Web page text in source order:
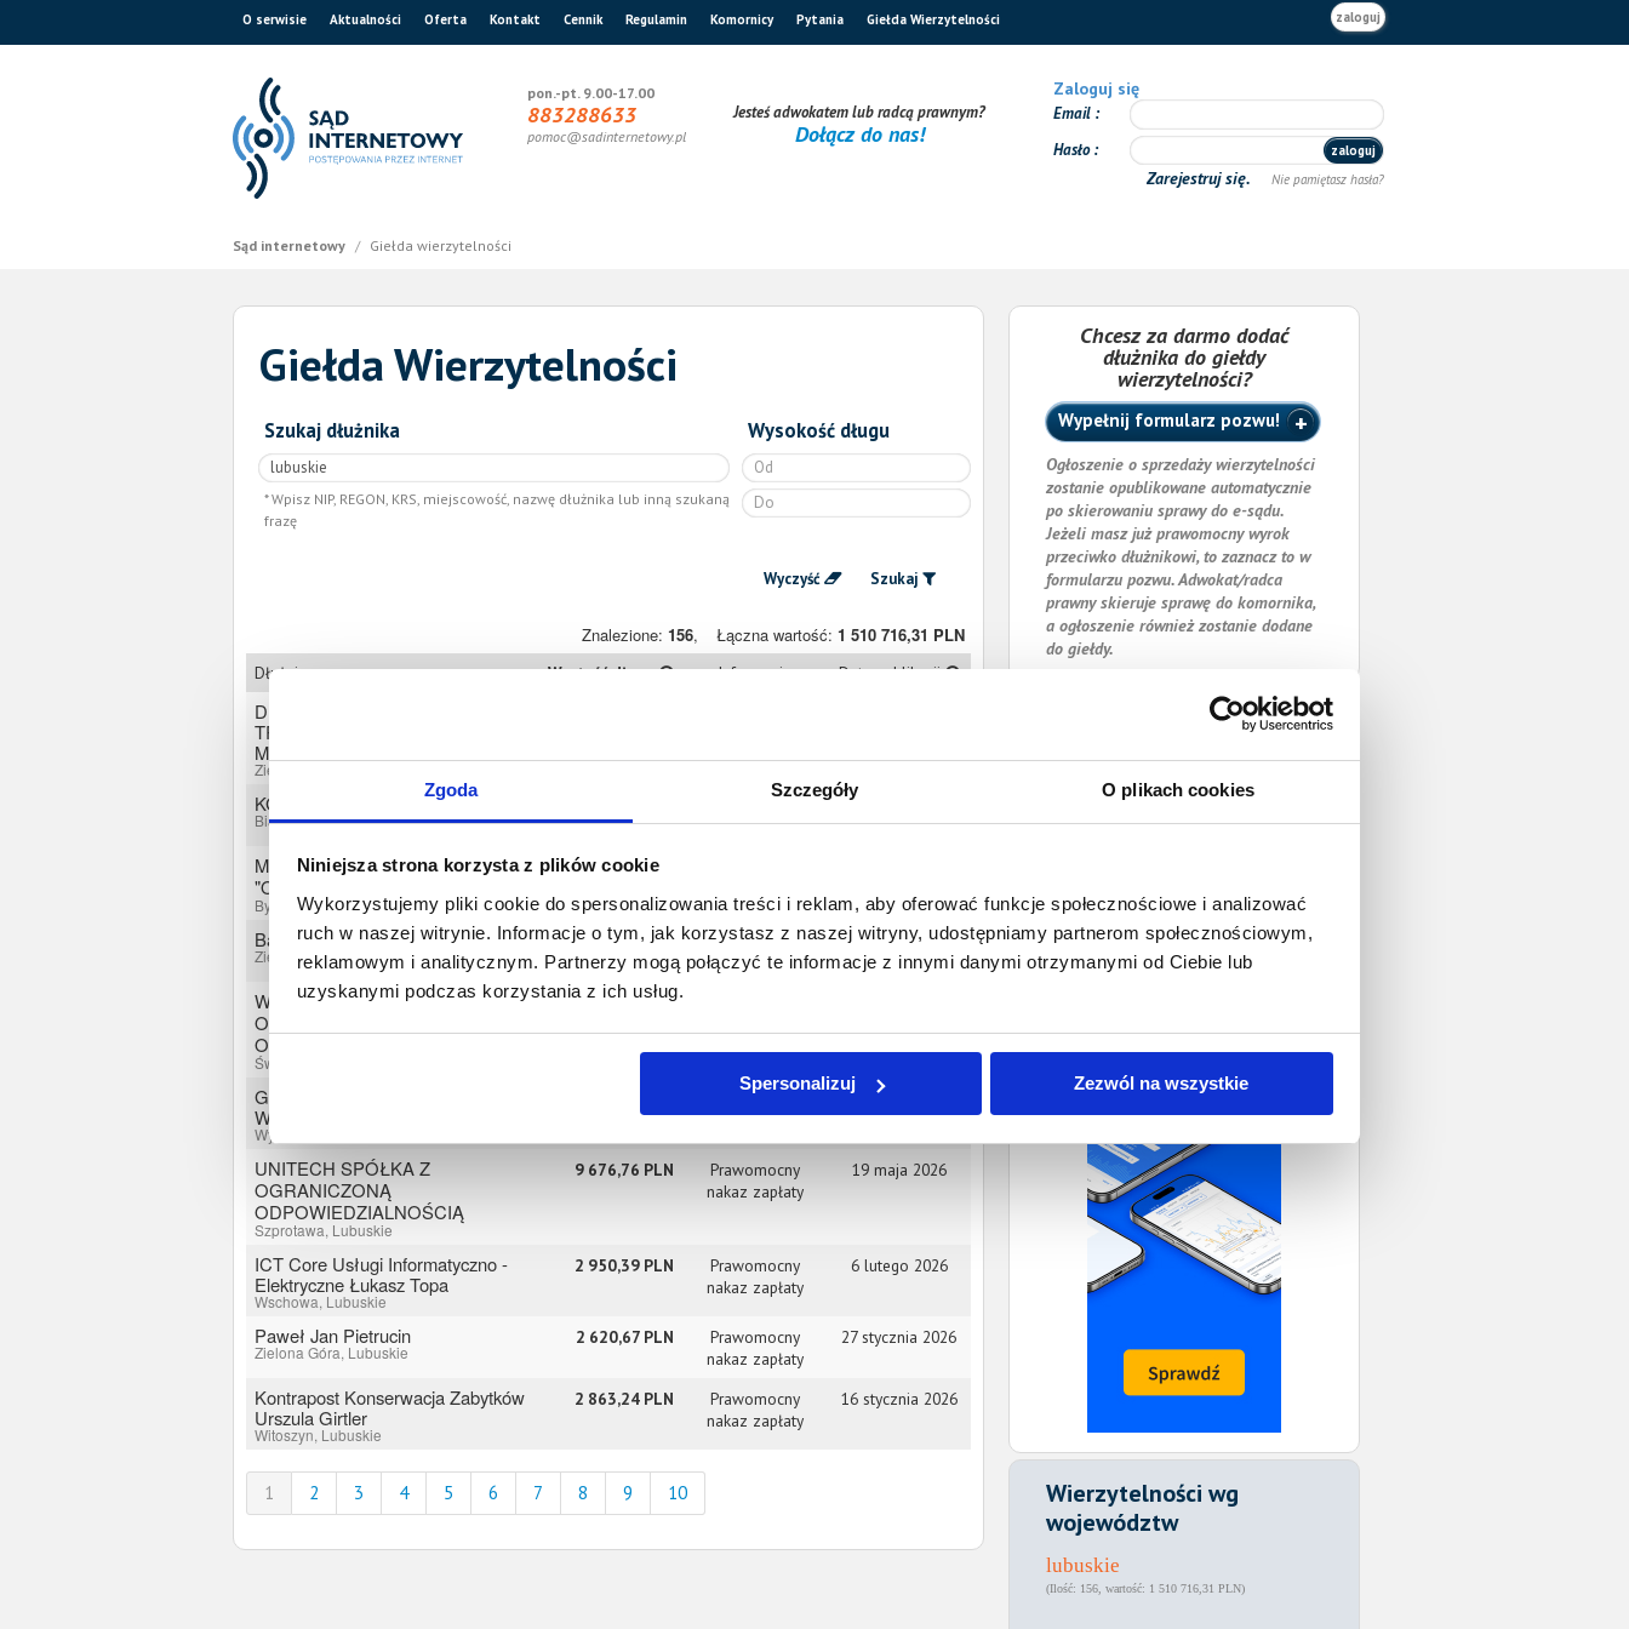
Zgoda Szczegóły O plikach cookies
Niniejsza strona korzysta z plików cookie
Wykorzystujemy pliki cookie do spersonalizowania treści i reklam, aby oferować funkcje społecznościowe i analizować
ruch w naszej witrynie. Informacje o tym, jak korzystasz z naszej witryny, udostępniamy partnerom społecznościowym,
reklamowym i analitycznym. Partnerzy mogą połączyć te informacje z innymi danymi otrzymanymi od Ciebie lub
uzyskanymi podczas korzystania z ich usług.
Spersonalizuj Zezwól na wszystkie
O serwisie Aktualności Oferta Kontakt Cennik Regulamin Komornicy Pytania Giełda Wierzytelności zaloguj
pon.-pt. 9.00-17.00
883288633
pomoc@sadinternetowy.pl
Jesteś adwokatem lub radcą prawnym?
Dołącz do nas!
Zaloguj się
Email
Hasło
zaloguj
Zarejestruj się. Nie pamiętasz hasła?
Sąd internetowy / Giełda wierzytelności
Giełda Wierzytelności
Szukaj dłużnika
Wpisz NIP, REGON, KRS, miejscowość, nazwę dłużnika lub inną szukaną
frazę
Wysokość długu
Wyczyść Szukaj
Znalezione: 156, Łączna wartość: 1 510 716,31 PLN
Dłużnicy Wartość długu Informacje Data publikacji
DROADER USŁUGI
TRANSPORTOWE
MAKSYMILIAN WIECZOREK
Zielona Góra, Lubuskie
KGDM REMIGIUSZ KACIEJA
Białków, Lubuskie
nakaz zapłaty
25 czerwca 2026
MIEJSKI KLUB SPORTOWY
"ODRA"
Bytom Odrzański, Lubuskie
7 308,43 PLN
Bartłomiej Mieczysław Rabiej
Zielona Góra, Lubuskie
500,39 PLN
Prawomocny
nakaz zapłaty
8 czerwca 2026
WEST4WIND SPÓŁKA Z
OGRANICZONĄ
ODPOWIEDZIALNOŚCIĄ
Świebodzin, Lubuskie
1 350,39 PLN
GOŚCINIEC NA PÓŁWYSPIE
WALDEMAR SAJ
Wysoka, Lubuskie
Prawomocny
nakaz zapłaty
19 maja 2026
UNITECH SPÓŁKA Z
OGRANICZONĄ
ODPOWIEDZIALNOŚCIĄ
Szprotawa, Lubuskie
9 676,76 PLN
Prawomocny
nakaz zapłaty
19 maja 2026
ICT Core Usługi Informatyczno -
Elektryczne Łukasz Topa
Wschowa, Lubuskie
2 950,39 PLN
Prawomocny
nakaz zapłaty
6 lutego 2026
Paweł Jan Pietrucin
Zielona Góra, Lubuskie
2 620,67 PLN
Prawomocny
nakaz zapłaty
27 stycznia 2026
Kontrapost Konserwacja Zabytków
Urszula Girtler
Witoszyn, Lubuskie
2 863,24 PLN
Prawomocny
nakaz zapłaty
16 stycznia 2026
1 2 3 4 5 6 7 8 9 10
Chcesz za darmo dodać
dłużnika do giełdy
wierzytelności?
Wypełnij formularz pozwu!
Ogłoszenie o sprzedaży wierzytelności
zostanie opublikowane automatycznie
po skierowaniu sprawy do e-sądu.
Jeżeli masz już prawomocny wyrok
przeciwko dłużnikowi, to zaznacz to w
formularzu pozwu. Adwokat/radca
prawny skieruje sprawę do komornika,
a ogłoszenie również zostanie dodane
do giełdy.
Wierzytelności wg
województw
lubuskie
156 1 510 716,31 PLN